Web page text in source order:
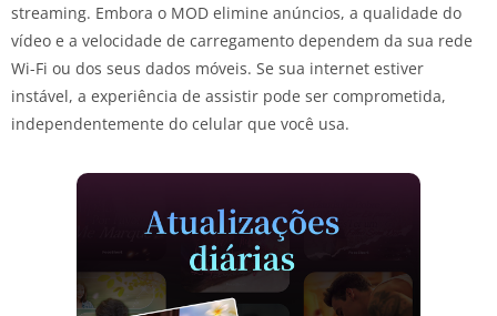
streaming. Embora o MOD elimine anúncios, a qualidade do
vídeo e a velocidade de carregamento dependem da sua rede
Wi-Fi ou dos seus dados móveis. Se sua internet estiver
instável, a experiência de assistir pode ser comprometida,
independentemente do celular que você usa.